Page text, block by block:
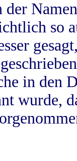
der
so
in
wurde,